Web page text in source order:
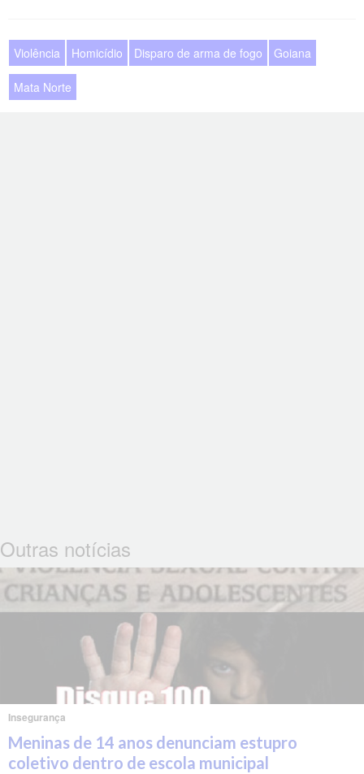
Violência Homicídio Disparo de arma de fogo Goiana
Mata Norte
Outras notícias
Insegurança
Meninas de 14 anos denunciam estupro
coletivo dentro de escola municipal